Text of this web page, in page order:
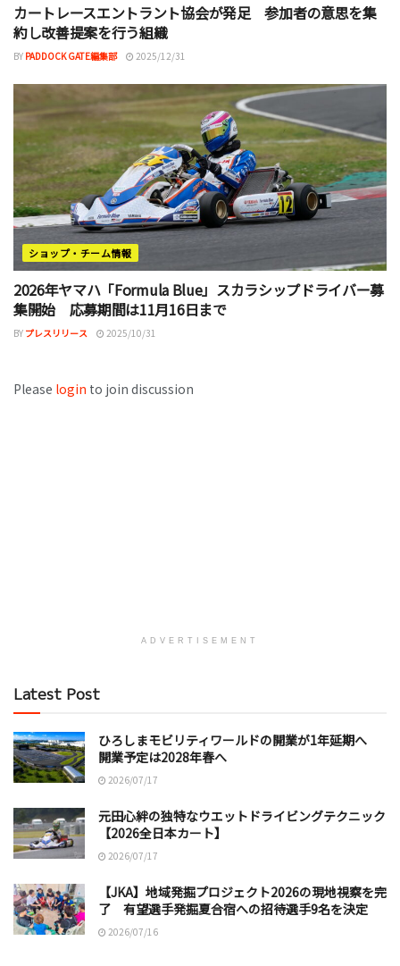
カートレースエントラント協会が発足 参加者の意思を集
約し改善提案を行う組織
BY PADDOCK GATE編集部 2025/12/31
ショップ・チーム情報
2026年ヤマハ「Formula Blue」スカラシップドライバー募
集開始 応募期間は11月16日まで
BY プレスリリース 2025/10/31
Please login to join discussion
ADVERTISEMENT
Latest Post
ひろしまモビリティワールドの開業が1年延期へ
開業予定は2028年春へ
2026/07/17
元田心絆の独特なウエットドライビングテクニック
【2026全日本カート】
2026/07/17
【JKA】地域発掘プロジェクト2026の現地視察を完
了 有望選手発掘夏合宿への招待選手9名を決定
2026/07/16